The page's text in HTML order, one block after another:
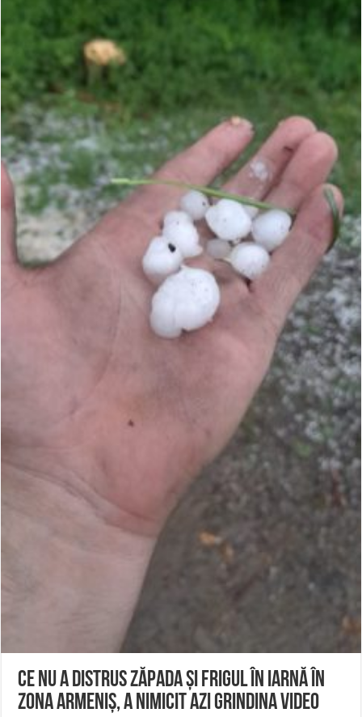
ANUNŢ OPRIRE APĂ în CARANSEBEȘ avarie
ANUNȚ OPRIRE APĂ în Reșița, cartier Țerova – avarie – 04.08.2026
CE NU A DISTRUS ZĂPADA ȘI FRIGUL ÎN IARNĂ ÎN
ZONA ARMENIȘ, A NIMICIT AZI GRINDINA VIDEO